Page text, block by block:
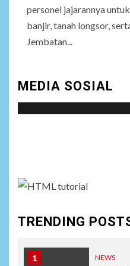
personel jajarannya
banjir, tanah longsor,
Jembatan...
MEDIA SOSIAL
TRENDING
1 NEWS